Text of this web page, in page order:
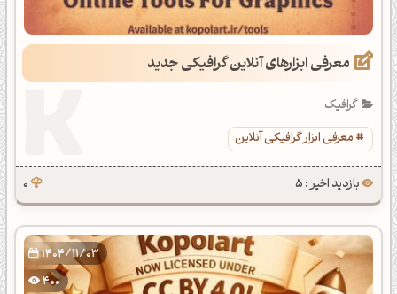
معرفی ابزارهای آنلاین گرافیکی جدید
گرافیک
معرفی ابزار گرافیکی آنلاین
بازدید اخیر : 5 0
1404/11/03
400